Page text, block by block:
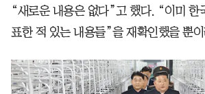
“새로운 내용은 없다”고 했다. “이미 한
표한 적 있는 내용들”을 재확인했을 뿐